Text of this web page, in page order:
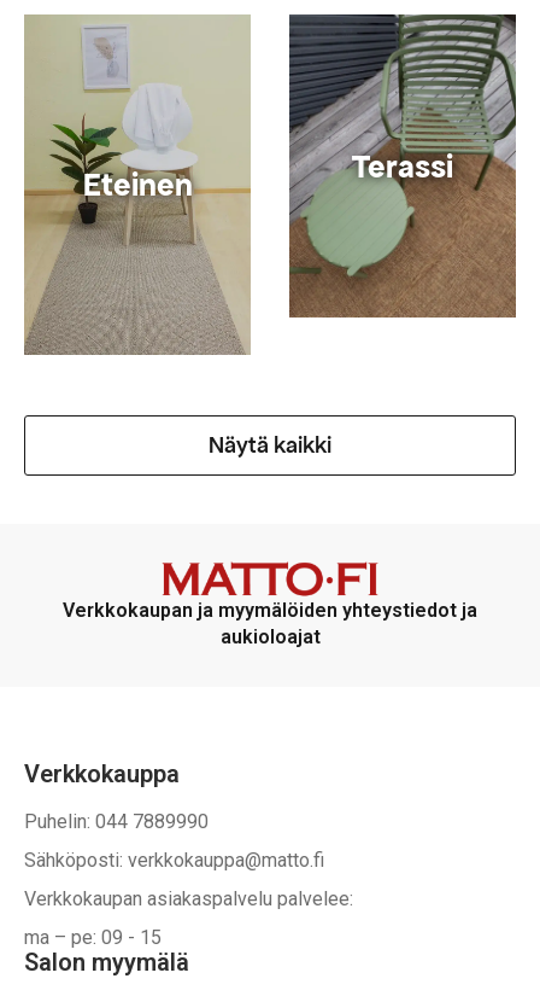
Eteinen Terassi
Näytä kaikki
Verkkokaupan ja myymälöiden yhteystiedot ja
aukioloajat
Verkkokauppa
Puhelin: 044 7889990
Sähköposti: verkkokauppa@matto.fi
Verkkokaupan asiakaspalvelu palvelee:
ma – pe: 09 - 15
Salon myymälä